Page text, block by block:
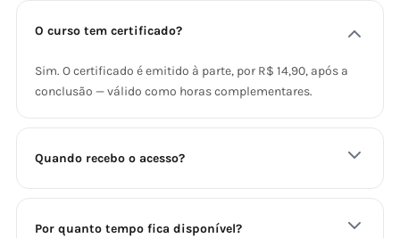
O curso tem certificado?
Sim. O certificado é emitido à parte, por R$ 14,90, após a
conclusão — válido como horas complementares.
Quando recebo o acesso?
Por quanto tempo fica disponível?